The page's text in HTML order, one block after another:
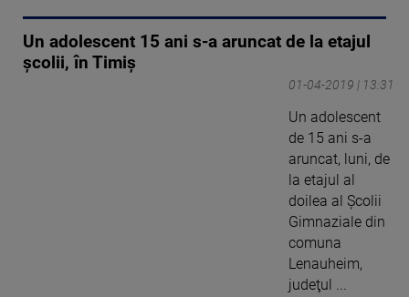
Un adolescent 15 ani s-a aruncat de la etajul
şcolii, în Timiș
01-04-2019 | 13:31
Un adolescent
de 15 ani s-a
aruncat, luni, de
la etajul al
doilea al Şcolii
Gimnaziale din
comuna
Lenauheim,
judeţul ...